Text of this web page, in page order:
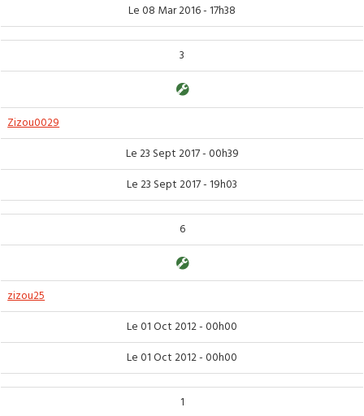
Le 08 Mar 2016 - 17h38
3
Zizou0029
Le 23 Sept 2017 - 00h39
Le 23 Sept 2017 - 19h03
6
zizou25
Le 01 Oct 2012 - 00h00
Le 01 Oct 2012 - 00h00
1